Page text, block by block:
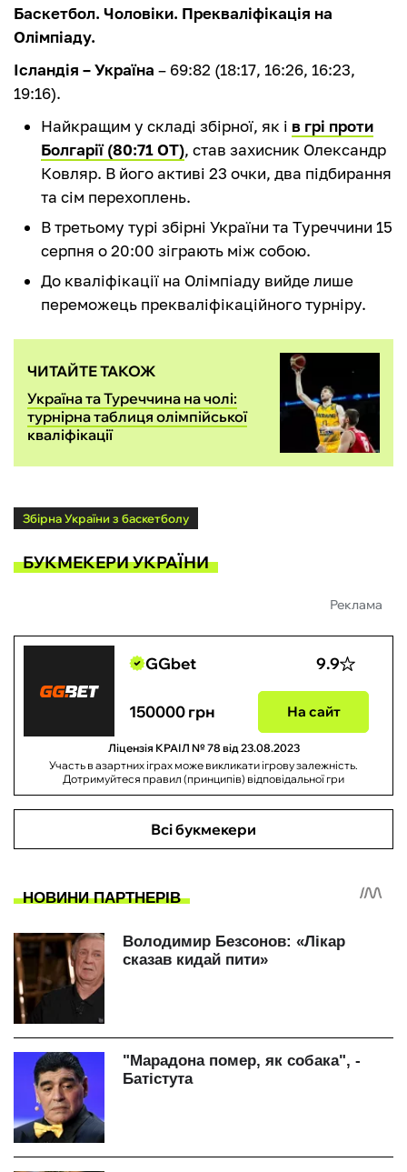
Баскетбол. Чоловіки. Прекваліфікація на
Олімпіаду.
Ісландія – Україна – 69:82 (18:17, 16:26, 16:23,
19:16).
Найкращим у складі збірної, як і в грі проти
Болгарії (80:71 ОТ), став захисник Олександр
Ковляр. В його активі 23 очки, два підбирання
та сім перехоплень.
В третьому турі збірні України та Туреччини 15
серпня о 20:00 зіграють між собою.
До кваліфікації на Олімпіаду вийде лише
переможець прекваліфікаційного турніру.
ЧИТАЙТЕ ТАКОЖ
Україна та Туреччина на чолі:
турнірна таблиця олімпійської
кваліфікації
Збірна України з баскетболу
БУКМЕКЕРИ УКРАЇНИ
Реклама
GGbet 9.9
150000 грн На сайт
Ліцензія КРАІЛ № 78 від 23.08.2023
Участь в азартних іграх може викликати ігрову залежність.
Дотримуйтеся правил (принципів) відповідальної гри
Всі букмекери